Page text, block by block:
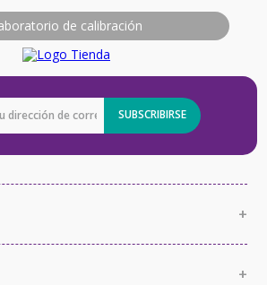
de calibración
SUBSCRIBIRSE
+
+